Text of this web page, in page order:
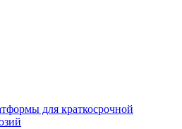
для краткосрочной